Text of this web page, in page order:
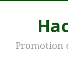
Promotion